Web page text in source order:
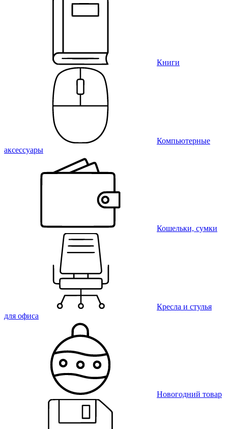
Книги
Компьютерные
аксессуары
Кошельки, сумки
Кресла и стулья
для офиса
Новогодний товар